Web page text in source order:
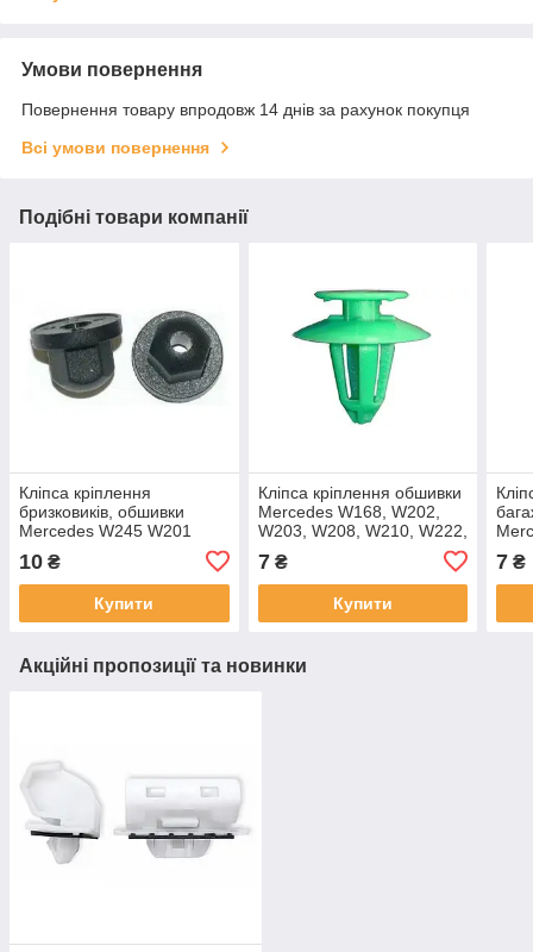
Умови повернення
Повернення товару впродовж 14 днів за рахунок покупця
Всі умови повернення
Подібні товари компанії
Кліпса кріплення
бризковиків, обшивки
Mercedes W245 W201
W202 W251 W164 W219
W210 W203 W168 W211
A0039900251
10 ₴
Купити
Кліпса кріплення обшивки
Mercedes W168, W202,
W203, W208, W210, W222,
A0069884378,
7₴
Купити
7 ₴
Акційні пропозиції та новинки